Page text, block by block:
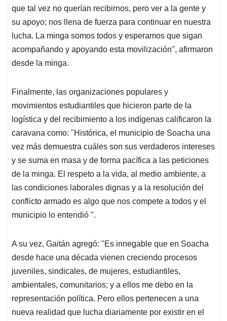
que tal vez no querían recibirnos, pero ver a la gente y
su apoyo; nos llena de fuerza para continuar en nuestra
lucha. La minga somos todos y esperamos que sigan
acompañando y apoyando esta movilización", afirmaron
desde la minga.
Finalmente, las organizaciones populares y
movimientos estudiantiles que hicieron parte de la
logística y del recibimiento a los indígenas calificaron la
caravana como: "Histórica, el municipio de Soacha una
vez más demuestra cuáles son sus verdaderos intereses
y se suma en masa y de forma pacífica a las peticiones
de la minga. El respeto a la vida, al medio ambiente, a
las condiciones laborales dignas y a la resolución del
conflicto armado es algo que nos compete a todos y el
municipio lo entendió ".
A su vez, Gaitán agregó: "Es innegable que en Soacha
desde hace una década vienen creciendo procesos
juveniles, sindicales, de mujeres, estudiantiles,
ambientales, comunitarios; y a ellos me debo en la
representación política. Pero ellos pertenecen a una
nueva realidad que lucha diariamente por existir en el